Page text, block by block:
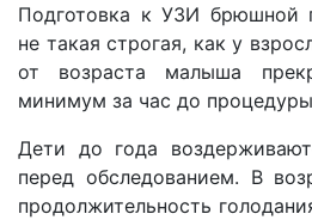
Подготовка к УЗИ брюшной
не такая строгая, как у
от возраста малыша
минимум за час до
Дети до года
перед обследованием. В
продолжительность